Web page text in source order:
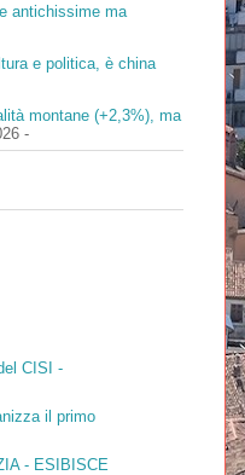
antichissime ma
e politica, è china
montane (+2,3%), ma
-
CISI -
il primo
- ESIBISCE